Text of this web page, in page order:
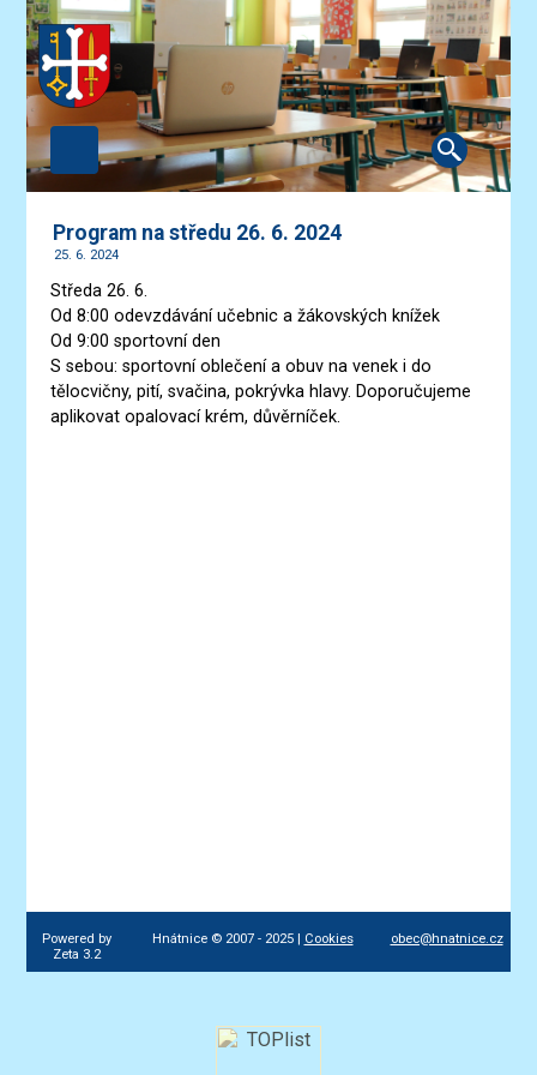
Program na středu 26. 6. 2024
25. 6. 2024
Středa 26. 6.
Od 8:00 odevzdávání učebnic a žákovských knížek
Od 9:00 sportovní den
S sebou: sportovní oblečení a obuv na venek i do
tělocvičny, pití, svačina, pokrývka hlavy. Doporučujeme
aplikovat opalovací krém, důvěrníček.
Powered by
Zeta 3.2
Hnátnice © 2007 - 2025 | Cookies obec@hnatnice.cz